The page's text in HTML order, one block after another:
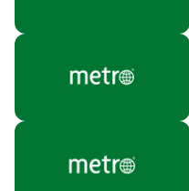
Спецпроекты
Выборы